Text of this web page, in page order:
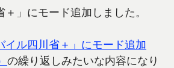
＋」にモード追加しました。
イル四川省＋」にモード追加
の繰り返しみたいな内容になり